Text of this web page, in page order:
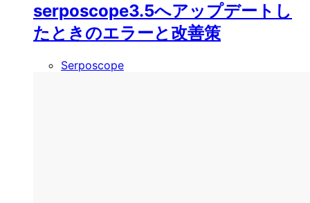
serposcope3.5へアップデートし
たときのエラーと改善策
Serposcope